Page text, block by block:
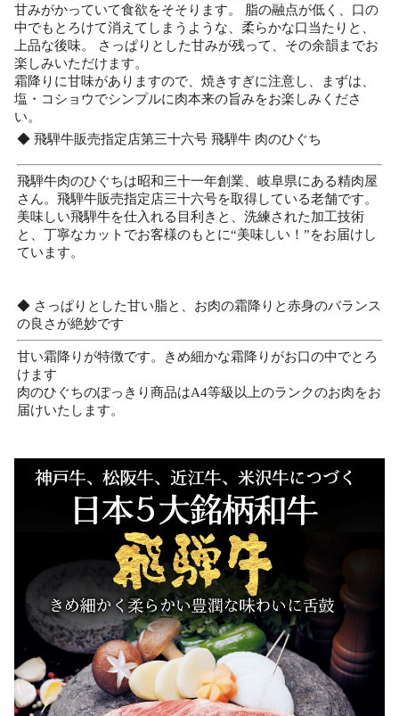
甘みがかっていて食欲をそそります。 脂の融点が低く、口の
中でもとろけて消えてしまうような、柔らかな口当たりと、
上品な後味。 さっぱりとした甘みが残って、その余韻までお
楽しみいただけます。
霜降りに甘味がありますので、焼きすぎに注意し、まずは、
塩・コショウでシンプルに肉本来の旨みをお楽しみくださ
い。
◆ 飛騨牛販売指定店第三十六号 飛騨牛 肉のひぐち
飛騨牛肉のひぐちは昭和三十一年創業、岐阜県にある精肉屋
さん。飛騨牛販売指定店三十六号を取得している老舗です。
美味しい飛騨牛を仕入れる目利きと、洗練された加工技術
と、丁寧なカットでお客様のもとに“美味しい！”をお届けし
ています。
◆ さっぱりとした甘い脂と、お肉の霜降りと赤身のバランス
の良さが絶妙です
甘い霜降りが特徴です。きめ細かな霜降りがお口の中でとろ
けます
肉のひぐちのぽっきり商品はA4等級以上のランクのお肉をお
届けいたします。